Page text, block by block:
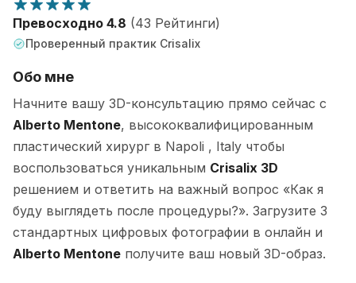
Превосходно 4.8 (43 Рейтинги)
Проверенный практик Crisalix
Обо мне
Начните вашу 3D-консультацию прямо сейчас с
Alberto Mentone, высококвалифицированным
пластический хирург в Napoli , Italy чтобы
воспользоваться уникальным Crisalix 3D
решением и ответить на важный вопрос «Как я
буду выглядеть после процедуры?». Загрузите 3
стандартных цифровых фотографии в онлайн и
Alberto Mentone получите ваш новый 3D-образ.